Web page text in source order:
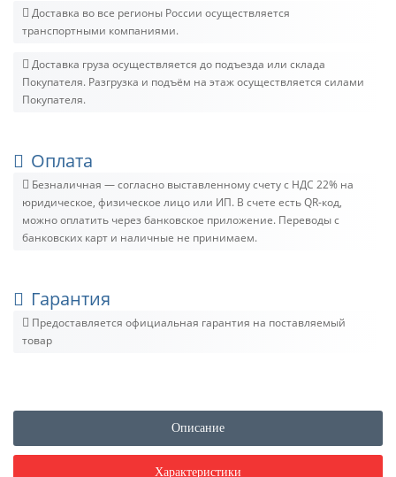
Доставка во все регионы России осуществляется
транспортными компаниями.
Доставка груза осуществляется до подъезда или склада
Покупателя. Разгрузка и подъём на этаж осуществляется силами
Покупателя.
Оплата
Безналичная — согласно выставленному счету c НДС 22% на
юридическое, физическое лицо или ИП. В счете есть QR-код,
можно оплатить через банковское приложение. Переводы с
банковских карт и наличные не принимаем.
Гарантия
Предоставляется официальная гарантия на поставляемый
товар
Описание
Характеристики